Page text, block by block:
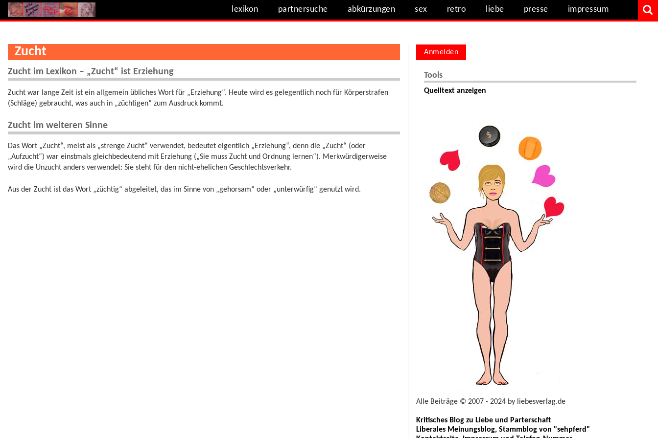
lexikon partnersuche abkürzungen sex retro liebe presse impressum
Zucht
Zucht im Lexikon – „Zucht“ ist Erziehung
Zucht war lange Zeit ist ein allgemein übliches Wort für „Erziehung“. Heute wird es gelegentlich noch für Körperstrafen
(Schläge) gebraucht, was auch in „züchtigen“ zum Ausdruck kommt.
Zucht im weiteren Sinne
Das Wort „Zucht“, meist als „strenge Zucht“ verwendet, bedeutet eigentlich „Erziehung“, denn die „Zucht“ (oder
„Aufzucht“) war einstmals gleichbedeutend mit Erziehung („Sie muss Zucht und Ordnung lernen“). Merkwürdigerweise
wird die Unzucht anders verwendet: Sie steht für den nicht-ehelichen Geschlechtsverkehr.
Aus der Zucht ist das Wort „züchtig“ abgeleitet, das im Sinne von „gehorsam“ oder „unterwürfig“ genutzt wird.
Anmelden
Tools
Quelltext anzeigen
Alle Beiträge © 2007 - 2024 by liebesverlag.de
Kritisches Blog zu Liebe und Parterschaft
Liberales Meinungsblog, Stammblog von "sehpferd"